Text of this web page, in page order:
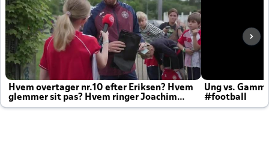
Hvem overtager nr.10 efter Eriksen? Hvem
glemmer sit pas? Hvem ringer Joachim
altid til efter kampe?
Ung vs.
#football